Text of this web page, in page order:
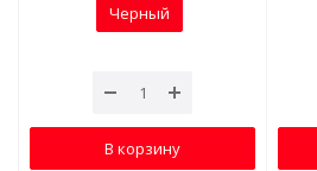
Черный
В корзину